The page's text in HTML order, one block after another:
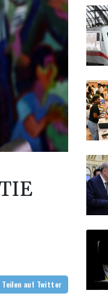
Teilen auf Twitter